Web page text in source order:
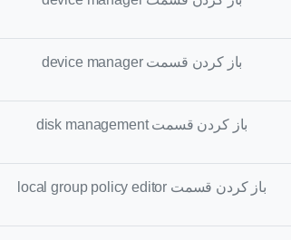
باز کردن قسمتdevice manager
باز کردن قسمتdisk management
باز کردن قسمت local group policy editor